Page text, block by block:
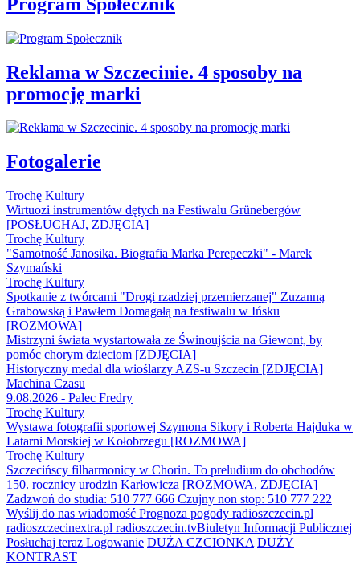
Reklama w Szczecinie. 4 sposoby na
promocję marki
Fotogalerie
Trochę Kultury
Wirtuozi instrumentów dętych na Festiwalu Grünebergów
[POSŁUCHAJ, ZDJĘCIA]
Trochę Kultury
"Samotność Janosika. Biografia Marka Perepeczki" - Marek
Szymański
Trochę Kultury
Spotkanie z twórcami "Drogi rzadziej przemierzanej" Zuzanną
Grabowską i Pawłem Domagałą na festiwalu w Ińsku
[ROZMOWA]
Mistrzyni świata wystartowała ze Świnoujścia na Giewont, by
pomóc chorym dzieciom [ZDJĘCIA]
Historyczny medal dla wioślarzy AZS-u Szczecin [ZDJĘCIA]
Machina Czasu
9.08.2026 - Palec Fredry
Trochę Kultury
Wystawa fotografii sportowej Szymona Sikory i Roberta Hajduka w
Latarni Morskiej w Kołobrzegu [ROZMOWA]
Trochę Kultury
Szczecińscy filharmonicy w Chorin. To preludium do obchodów
150. rocznicy urodzin Karłowicza [ROZMOWA, ZDJĘCIA]
Zadzwoń do studia: 510 777 666 Czujny non stop: 510 777 222
Wyślij do nas wiadomość Prognoza pogody radioszczecin.pl
radioszczecinextra.pl radioszczecin.tvBiuletyn Informacji Publicznej
Posłuchaj teraz Logowanie DUŻA CZCIONKA DUŻY
KONTRAST